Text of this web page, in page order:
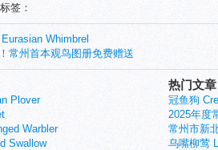
签：
Whimbrel
常州首本观鸟图册免费赠送
热门文章
冠鱼狗
2025年度
常州市新
乌嘴柳莺
Plover
Warbler
Swallow